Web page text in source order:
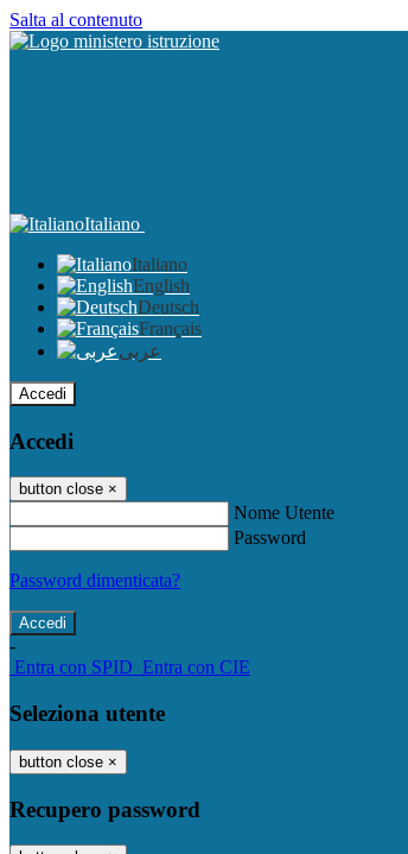
Salta al contenuto
Italiano
Italiano
English
Deutsch
Français
عربى
Accedi
Accedi
button close ×
Nome Utente
Password
Password dimenticata?
-
Entra con SPID Entra con CIE
Seleziona utente
button close ×
Recupero password